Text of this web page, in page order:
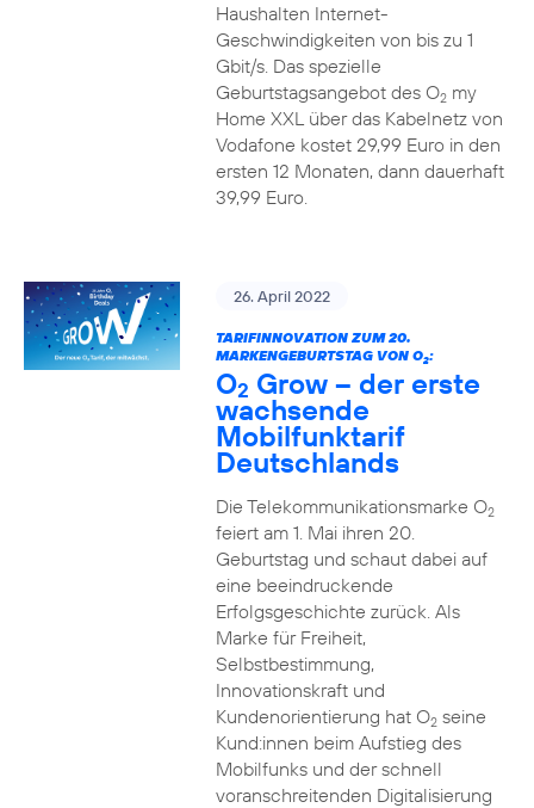
Haushalten Internet-
Geschwindigkeiten von bis zu 1
Gbit/s. Das spezielle
Geburtstagsangebot des O2my
Home XXL über das Kabelnetz von
Vodafone kostet 29,99 Euro in den
ersten 12 Monaten, dann dauerhaft
39,99 Euro.
26. April 2022
TARIFINNOVATION ZUM 20.
MARKENGEBURTSTAG VON O2:
O2 Grow – der erste
wachsende
Mobilfunktarif
Deutschlands
Die Telekommunikationsmarke O2
feiert am 1. Mai ihren 20.
Geburtstag und schaut dabei auf
eine beeindruckende
Erfolgsgeschichte zurück. Als
Marke für Freiheit,
Selbstbestimmung,
Innovationskraft und
Kundenorientierung hat O2seine
Kund:innen beim Aufstieg des
Mobilfunks und der schnell
voranschreitenden Digitalisierung